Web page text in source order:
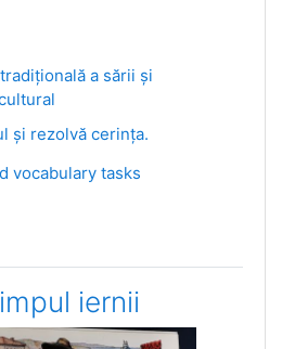
a sării și
Fájl
și rezolvă cerința.
Teszt
vocabulary tasks
Teszt
iernii